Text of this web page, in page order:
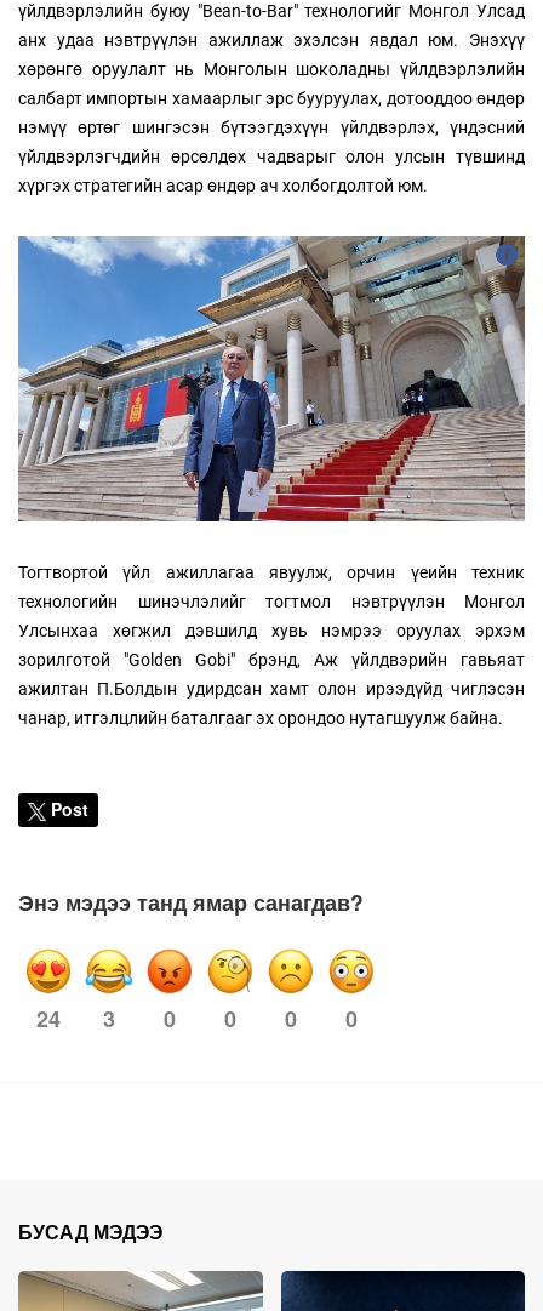
үйлдвэрлэлийн буюу "Bean-to-Bar" технологийг Монгол Улсад
анх удаа нэвтрүүлэн ажиллаж эхэлсэн явдал юм. Энэхүү
хөрөнгө оруулалт нь Монголын шоколадны үйлдвэрлэлийн
салбарт импортын хамаарлыг эрс бууруулах, дотооддоо өндөр
нэмүү өртөг шингэсэн бүтээгдэхүүн үйлдвэрлэх, үндэсний
үйлдвэрлэгчдийн өрсөлдөх чадварыг олон улсын түвшинд
хүргэх стратегийн асар өндөр ач холбогдолтой юм.
Тогтвортой үйл ажиллагаа явуулж, орчин үеийн техник
технологийн шинэчлэлийг тогтмол нэвтрүүлэн Монгол
Улсынхаа хөгжил дэвшилд хувь нэмрээ оруулах эрхэм
зорилготой "Golden Gobi" брэнд, Аж үйлдвэрийн гавьяат
ажилтан П.Болдын удирдсан хамт олон ирээдүйд чиглэсэн
чанар, итгэлцлийн баталгааг эх орондоо нутагшуулж байна.
Post
Энэ мэдээ танд ямар санагдав?
24 3 0 0 0 0
БУСАД МЭДЭЭ